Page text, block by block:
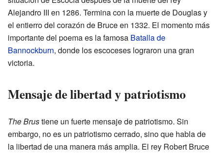
Alejandro III en 1286. Termina con la muerte de Douglas y
el entierro del corazón de Bruce en 1332. El momento más
importante del poema es la famosa Batalla de
Bannockburn, donde los escoceses lograron una gran
victoria.
Mensaje de libertad y patriotismo
The Brustiene un fuerte mensaje de patriotismo. Sin
embargo, no es un patriotismo cerrado, sino que habla de
la libertad de una manera más amplia. El rey Robert Bruce